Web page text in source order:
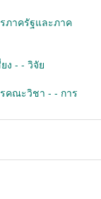
ภาครัฐและภาค
ง - - วิจัย
คณะวิชา - - การ